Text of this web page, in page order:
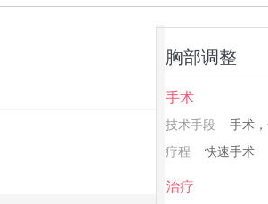
胸部调整
手术
技术手段
手术
疗程
快速手术
治疗